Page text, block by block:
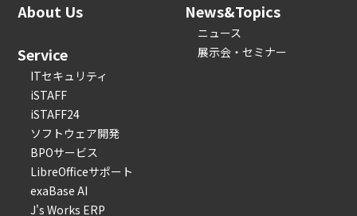
About Us
Service
ITセキュリティ
iSTAFF
iSTAFF24
ソフトウェア開発
BPOサービス
LibreOfficeサポート
exaBase AI
J's Works ERP
News&Topics
ニュース
展示会・セミナー